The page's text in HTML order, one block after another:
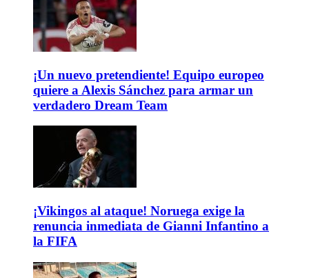
¡Un nuevo pretendiente! Equipo europeo
quiere a Alexis Sánchez para armar un
verdadero Dream Team
¡Vikingos al ataque! Noruega exige la
renuncia inmediata de Gianni Infantino a
la FIFA